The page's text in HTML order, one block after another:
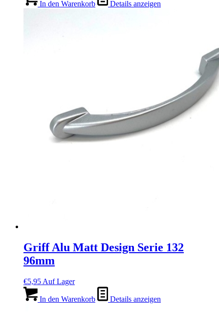
In den Warenkorb Details anzeigen
Griff Alu Matt Design Serie 132
96mm
€5,95 Auf Lager
In den Warenkorb Details anzeigen